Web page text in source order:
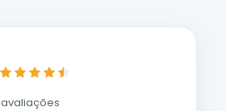
avaliações